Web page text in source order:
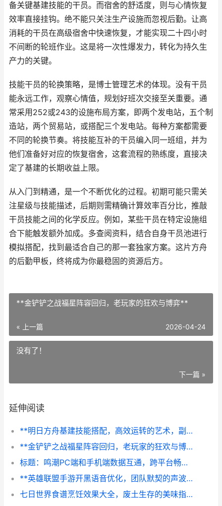
备关键基建技能的干员。而宿舍的舒适度，则与心情恢复
效率直接挂钩。绝不能只关注生产设施而忽视后勤。让高
消耗的干员在高级宿舍中快速恢复，才能实现二十四小时
不间断的轮班作业。这是将一次性爆发力，转化为持久生
产力的关键。
技能干员的轮换策略，是博士管理艺术的体现。没有干员
能永远工作，观察心情值，规划好班次交接至关重要。通
常采用252或243的设施布局方案，即两个发电站，五个制
造站，两个贸易站，或搭配三个发电站。每种方案都需要
不同的轮换节奏。将技能互补的干员编入同一班组，并为
他们准备好对应的恢复宿舍，这套流程的熟练度，直接决
定了基建的长期收益上限。
从入门到精通，是一个不断优化的过程。初期可能只需关
注星级与技能描述，后期则需精确计算效率百分比，推敲
干员技能之间的化学反应。例如，某些干员在特定设施组
合下能触发额外加成。多查阅资料，结合自身干员池进行
模拟搭配，找到最适合自己的那一套独家方案。这片方舟
的后勤甲板，终将成为你最稳固的资源后方。
**金铲铲之战福星阵容回归，老玩家的狂欢与博弈**
« 上一篇 2026-04-24
没有了！
下一篇 »
延伸阅读
**明日方舟基建技能搭配，高效运转的艺术，副标题，博士们的后勤战略课**
**金铲铲之战福星阵容回归，老玩家的狂欢与博弈**
标题：鸣潮PC端和手机端数据互通，跨平台畅游新时代的开启
**英雄联盟手游开黑语音优化，团队默契的声波革命**
七日世界食谱烹饪效果大全，废土生存的美味指南